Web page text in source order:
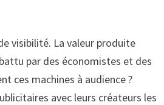
visibilité. La valeur produite
par des économistes et des
ces machines à audience ?
avec leurs créateurs les